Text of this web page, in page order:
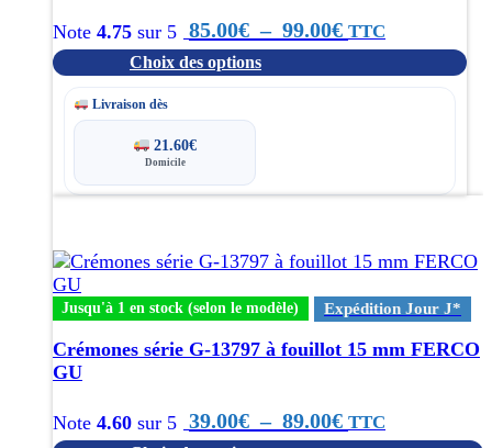
Note 4.75 sur 5 85.00€ – 99.00€Plage
TTC
Choix des options
produit
Livraison dès
21.60€
Domicile
Jusqu'à 1 en stock (selon le modèle) Expédition Jour J*
Crémones série G-13797 à fouillot 15 mm FERCO
GU
Note 4.60 sur 5 39.00€ – 89.00€Plage
TTC
a
plusieurs
variations.
Les
options
peuvent
choisies
sur